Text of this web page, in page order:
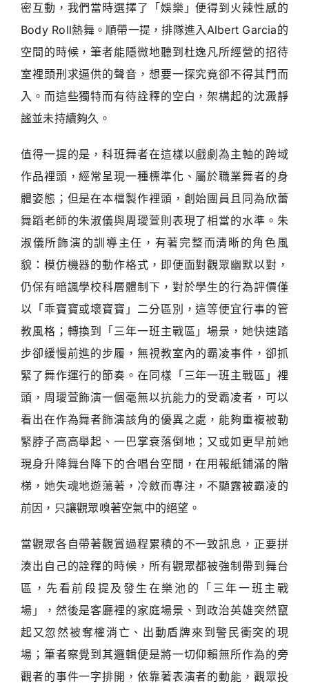
密互動，我們當時選擇了「娛樂」便得到火辣性感的
Body Roll熱舞。順帶一提，排隊進入Albert Garcia的
空間的時候，筆者能隱微地聽到杜逸凡所經營的招待
室裡頭刑求逼供的聲音，想要一探究竟卻不得其門而
入。而這些獨特而有待詮釋的空白，架構起的沈澱靜
謐並未持續夠久。
值得一提的是，科班舞者在這樣以戲劇為主軸的跨域
作品裡頭，經常呈現一種標準化、屬於職業舞者的身
體姿態；但是在本檔製作裡頭，創始團員且同為欣蕾
舞蹈老師的朱淑儀與周璦萱則表現了相當的水準。朱
淑儀所飾演的訓導主任，有著完整而清晰的角色風
貌：模仿機器的動作格式，即便面對觀眾幽默以對，
仍保有暗諷學校科層體制下，對於學生的行為評價僅
以「乖寶寶或壞寶寶」二分區別，這等便宜行事的管
教風格；轉換到「三年一班主戰區」場景，她快速踏
步卻緩慢前進的步履，無視教室內的霸凌事件，卻抓
緊了舞作運行的節奏。在同樣「三年一班主戰區」裡
頭，周璦萱飾演一個毫無以抗能力的受霸凌者，可以
看出在作為舞者飾演該角的優異之處，能夠重複被勒
緊脖子高高舉起、一巴掌衰落倒地；又或如更早前她
現身升降舞台降下的合唱台空間，在用報紙鋪滿的階
梯，她失魂地遊蕩著，冷斂而專注，不顯露被霸凌的
前因，只讓觀眾嗅著空氣中的絕望。
當觀眾各自帶著觀賞過程累積的不一致訊息，正要拼
湊出自己的詮釋的時候，所有觀眾都被強制帶到舞台
區，先看前段提及發生在樂池的「三年一班主戰
場」，然後是客廳裡的家庭場景、到政治英雄突然竄
起又忽然被奪權消亡、出動盾牌來到警民衝突的現
場；筆者察覺到其邏輯便是將一切仰賴無所作為的旁
觀者的事件一字排開，依靠著表演者的動能，觀眾投